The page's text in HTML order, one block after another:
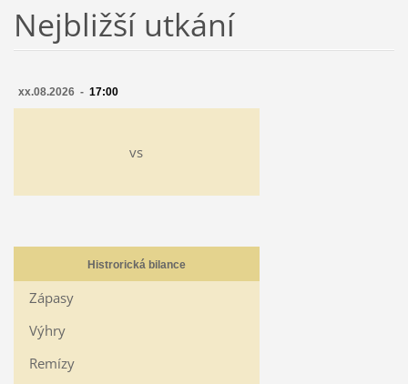
Nejbližší utkání
xx.08.2026 - 17:00
vs
Histrorická bilance
Zápasy
Výhry
Remízy